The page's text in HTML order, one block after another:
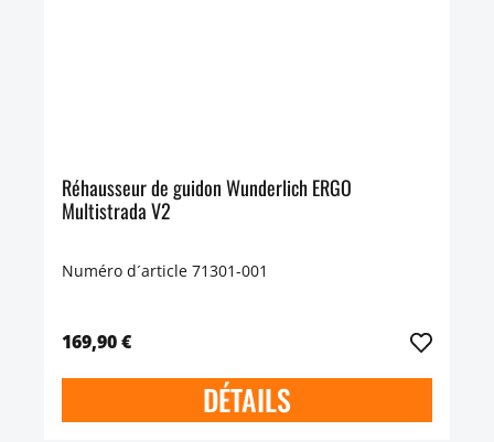
Réhausseur de guidon Wunderlich ERGO
Multistrada V2
Numéro d´article 71301-001
169,90 €
DÉTAILS